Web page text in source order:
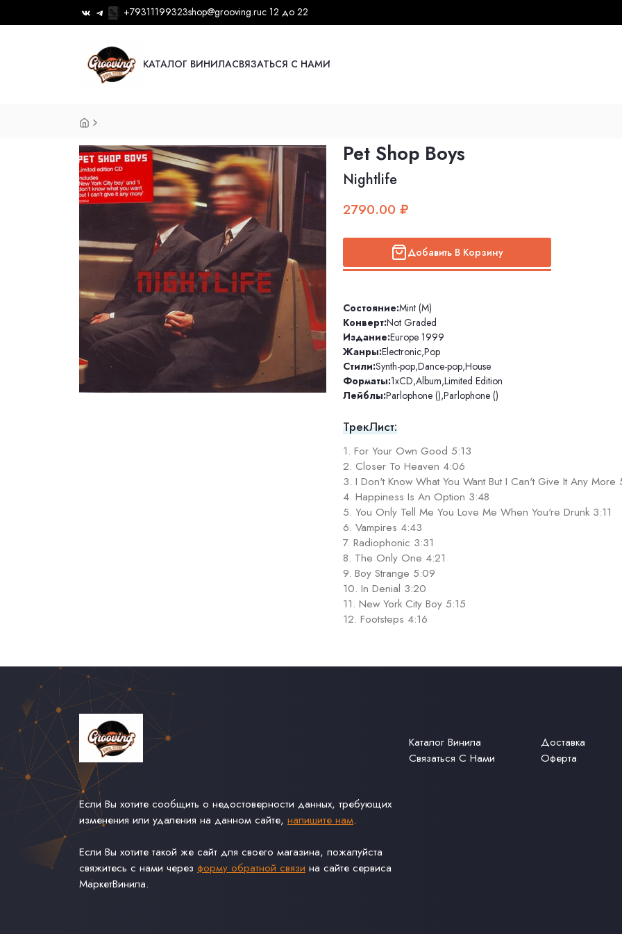
+79311199323shop@grooving.ruс 12 до 22
КАТАЛОГ ВИНИЛАСВЯЗАТЬСЯ С НАМИ
Pet Shop Boys
Nightlife
2790.00 ₽
Добавить В Корзину
Состояние:Mint (M)
Конверт:Not Graded
Издание:Europe 1999
Жанры:Electronic,Pop
Стили:Synth-pop,Dance-pop,House
Форматы:1xCD,Album,Limited Edition
Лейблы:Parlophone (),Parlophone ()
ТрекЛист:
1. For Your Own Good 5:13
2. Closer To Heaven 4:06
3. I Don't Know What You Want But I Can't Give It Any More
4. Happiness Is An Option 3:48
5. You Only Tell Me You Love Me When You're Drunk 3:11
6. Vampires 4:43
7. Radiophonic 3:31
8. The Only One 4:21
9. Boy Strange 5:09
10. In Denial 3:20
11. New York City Boy 5:15
12. Footsteps 4:16
Если Вы хотите сообщить о недостоверности данных, требующих
изменения или удаления на данном сайте, напишите нам.
Если Вы хотите такой же сайт для своего магазина, пожалуйста
свяжитесь с нами через форму обратной связи на сайте сервиса
МаркетВинила.
Каталог Винила
Связаться С Нами
Доставка
Оферта